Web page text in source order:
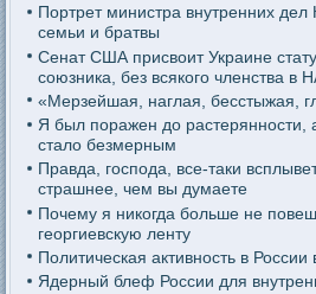
Портрет министра внутренних дел
семьи и братвы
Сенат США присвоит Украине
союзника, без всякого членства в
«Мерзейшая, наглая, бесстыжая,
Я был поражен до растерянности,
стало безмерным
Правда, господа, все-таки
страшнее, чем вы думаете
Почему я никогда больше не
георгиевскую ленту
Политическая активность в
Ядерный блеф России для